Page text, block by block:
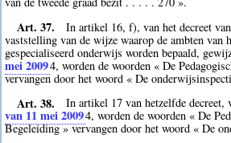
Art. 37.
In artikel 16, f), van het decreet
vaststelling van de wijze waarop de ambten van
gespecialiseerd onderwijs worden bepaald,
mei 20094, worden de woorden « De
vervangen door het woord « De
Art. 38. In artikel 17 van hetzelfde decreet,
van 11 mei 20094, worden de woorden « De
Begeleiding » vervangen door het woord « De